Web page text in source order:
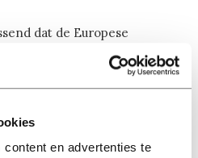
en advertenties te
dat de Europese
tijdens de eerste EU-top van
de circa 82 miljard euro aan
de werkloosheid